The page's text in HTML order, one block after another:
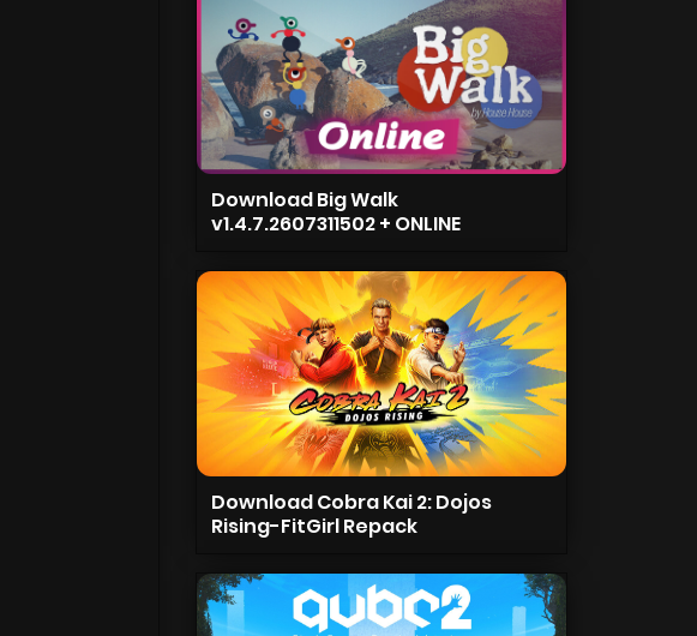
Download Big Walk
v1.4.7.2607311502 + ONLINE
Download Cobra Kai 2: Dojos
Rising-FitGirl Repack